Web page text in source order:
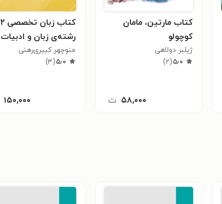
کتاب مارتین، مامان
کوچولو
ژیلبر دولاهی
۵٫۰(۲)
۵۸,۰۰۰ ت
کتاب زبان تخصصی ۲
رشته‌ی زبان و ادبیات
فارسی
منوچهر کبیری‌رهنی
۵٫۰(۳)
۱۵۰,۰۰۰